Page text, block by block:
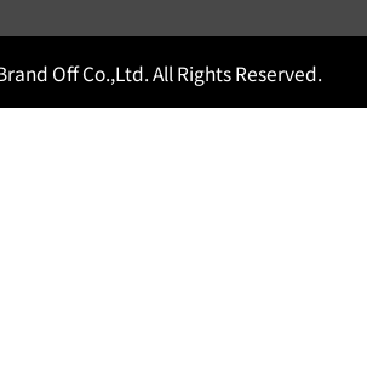
Off Co.,Ltd. All Rights Reserved.